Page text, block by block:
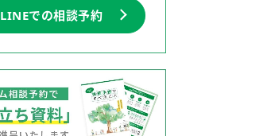
LINEでの相談予約